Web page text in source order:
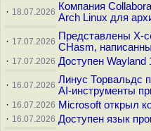
· 18.07.2026 Компания
Arch Linux для
· 17.07.2026 Представлены X-
CHasm,
· 17.07.2026 Доступен Wayland
· 16.07.2026 Линус Торвальдс
AI-инструменты
· 16.07.2026 Microsoft открыл
· 16.07.2026 Доступен язык